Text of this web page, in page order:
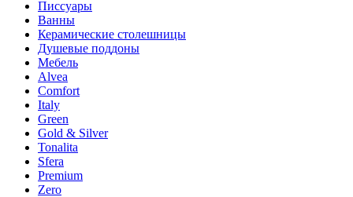
Писсуары
Ванны
Керамические столешницы
Душевые поддоны
Мебель
Alvea
Comfort
Italy
Green
Gold & Silver
Tonalita
Sfera
Premium
Zero